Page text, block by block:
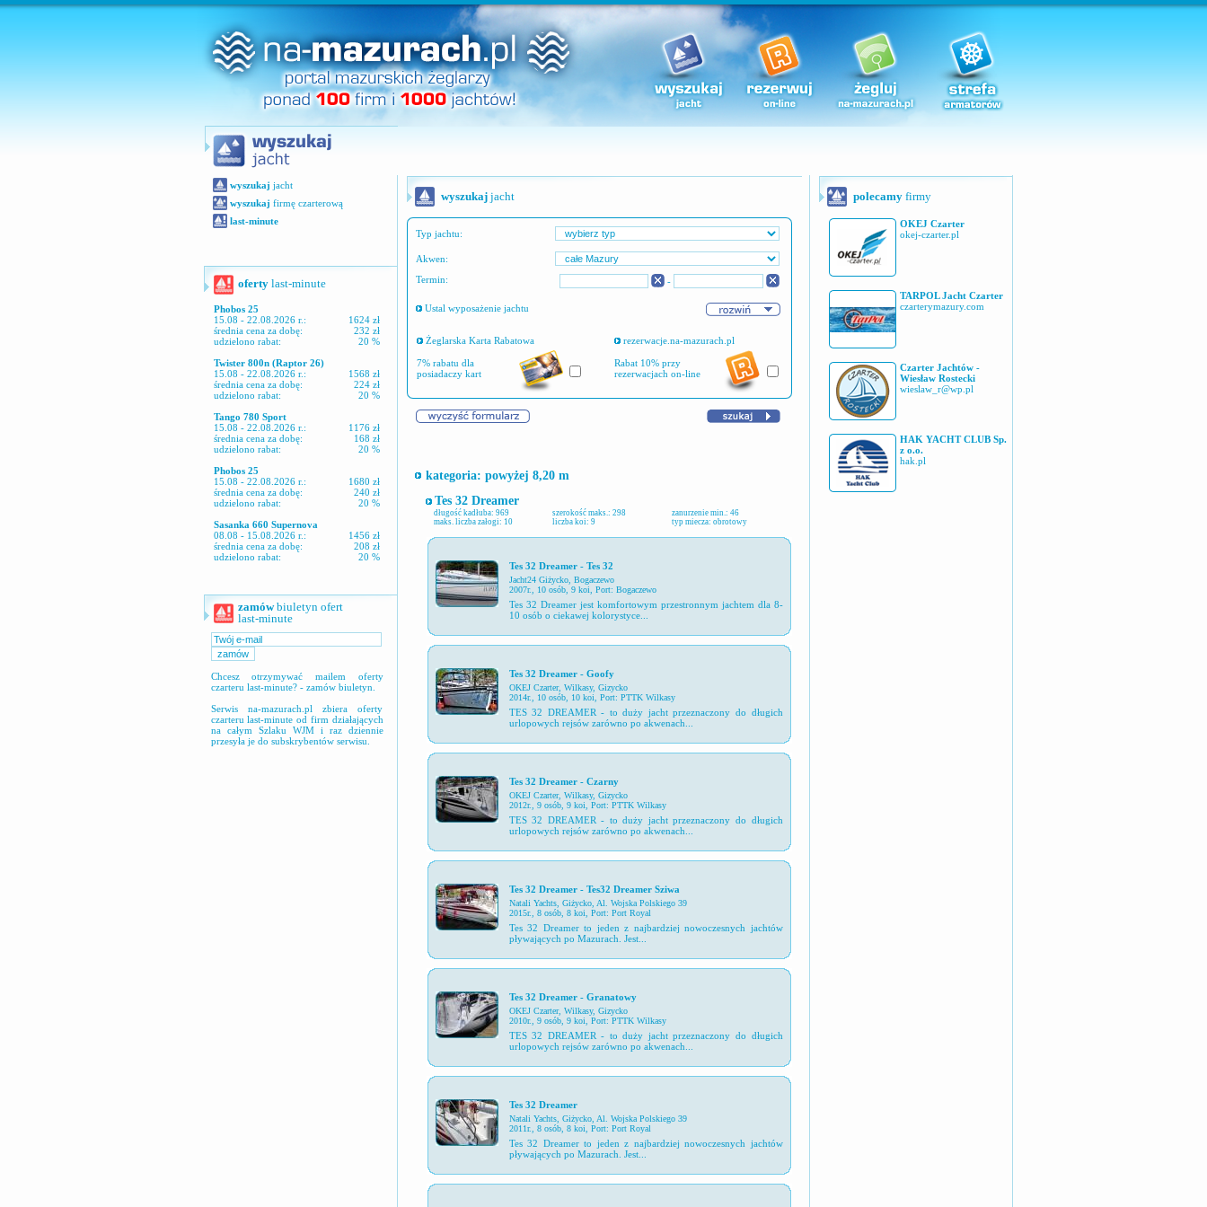
wyszukaj jacht
wyszukaj firmę czarterową
last-minute
oferty last-minute
Phobos 25
15.08 - 22.08.2026 r.:
1624 zł
średnia cena za dobę:
232 zł
udzielono rabat:
20 %
Twister 800n (Raptor 26)
15.08 - 22.08.2026 r.:
1568 zł
średnia cena za dobę:
224 zł
udzielono rabat:
20 %
Tango 780 Sport
15.08 - 22.08.2026 r.:
1176 zł
średnia cena za dobę:
168 zł
udzielono rabat:
20 %
Phobos 25
15.08 - 22.08.2026 r.:
1680 zł
średnia cena za dobę:
240 zł
udzielono rabat:
20 %
Sasanka 660 Supernova
08.08 - 15.08.2026 r.:
1456 zł
średnia cena za dobę:
208 zł
udzielono rabat:
20 %
zamówbiuletyn ofert
last-minute
Chcesz otrzymywać mailem oferty
czarteru last-minute? - zamów biuletyn.
Serwis na-mazurach.pl zbiera oferty
czarteru last-minute od firm działających
na całym Szlaku WJM i raz dziennie
przesyła je do subskrybentów serwisu.
wyszukajjacht
Typ jachtu:
Akwen:
Termin:
-
Ustal wyposażenie jachtu
Żeglarska Karta Rabatowa
7% rabatu dla
posiadaczy kart
rezerwacje.na-mazurach.pl
Rabat 10% przy
rezerwacjach on-line
kategoria: powyżej 8,20 m
Tes 32 Dreamer
długość kadłuba: 969 szerokość maks.: 298
zanurzenie min.: 46
maks. liczba załogi: 10
liczba koi: 9 typ miecza: obrotowy
Tes 32 Dreamer - Tes 32
Jacht24 Giżycko, Bogaczewo
2007r., 10 osób, 9 koi, Port: Bogaczewo
Tes 32 Dreamer jest komfortowym przestronnym jachtem dla 8-
10 osób o ciekawej kolorystyce...
Tes 32 Dreamer - Goofy
OKEJ Czarter, Wilkasy, Gizycko
2014r., 10 osób, 10 koi, Port: PTTK Wilkasy
TES 32 DREAMER - to duży jacht przeznaczony do długich
urlopowych rejsów zarówno po akwenach...
Tes 32 Dreamer - Czarny
OKEJ Czarter, Wilkasy, Gizycko
2012r., 9 osób, 9 koi, Port: PTTK Wilkasy
TES 32 DREAMER - to duży jacht przeznaczony do długich
urlopowych rejsów zarówno po akwenach...
Tes 32 Dreamer - Tes32 Dreamer Sziwa
Natali Yachts, Giżycko, Al. Wojska Polskiego 39
2015r., 8 osób, 8 koi, Port: Port Royal
Tes 32 Dreamer to jeden z najbardziej nowoczesnych jachtów
pływających po Mazurach. Jest...
Tes 32 Dreamer - Granatowy
OKEJ Czarter, Wilkasy, Gizycko
2010r., 9 osób, 9 koi, Port: PTTK Wilkasy
TES 32 DREAMER - to duży jacht przeznaczony do długich
urlopowych rejsów zarówno po akwenach...
Tes 32 Dreamer
Natali Yachts, Giżycko, Al. Wojska Polskiego 39
2011r., 8 osób, 8 koi, Port: Port Royal
Tes 32 Dreamer to jeden z najbardziej nowoczesnych jachtów
pływających po Mazurach. Jest...
polecamyfirmy
OKEJ Czarter
okej-czarter.pl
TARPOL Jacht Czarter
czarterymazury.com
Czarter Jachtów -
Wiesław Rostecki
wieslaw_r@wp.pl
HAK YACHT CLUB Sp.
z o.o.
hak.pl